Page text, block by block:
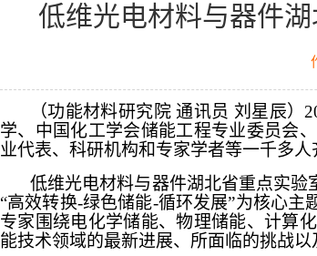
低维光电材料与器件
（功能材料研究院 通讯员 刘星辰）
学、中国化工学会储能工程专业委员会
业代表、科研机构和专家学者等一千多人
低维光电材料与器件湖北省重点实
“高效转换-绿色储能-循环发展”为核心
专家围绕电化学储能、物理储能、计算
能技术领域的最新进展、所面临的挑战以